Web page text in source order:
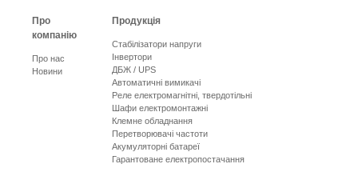
Про
компанію
Про нас
Новини
Продукція
Стабілізатори напруги
Інвертори
ДБЖ / UPS
Автоматичні вимикачі
Реле електромагнітні, твердотільні
Шафи електромонтажні
Клемне обладнання
Перетворювачі частоти
Акумуляторні батареї
Гарантоване електропостачання